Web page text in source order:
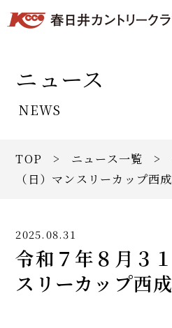
ニュース
NEWS
TOP > ニュース一覧 >
（日）マンスリーカップ西
2025.08.31
令和７年８月３
スリーカップ西